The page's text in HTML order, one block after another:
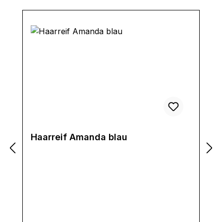
Haarreif Amanda blau